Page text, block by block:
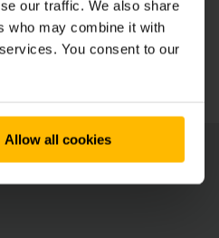
our traffic. We also share
who may combine it with
You consent to our
Allow all cookies